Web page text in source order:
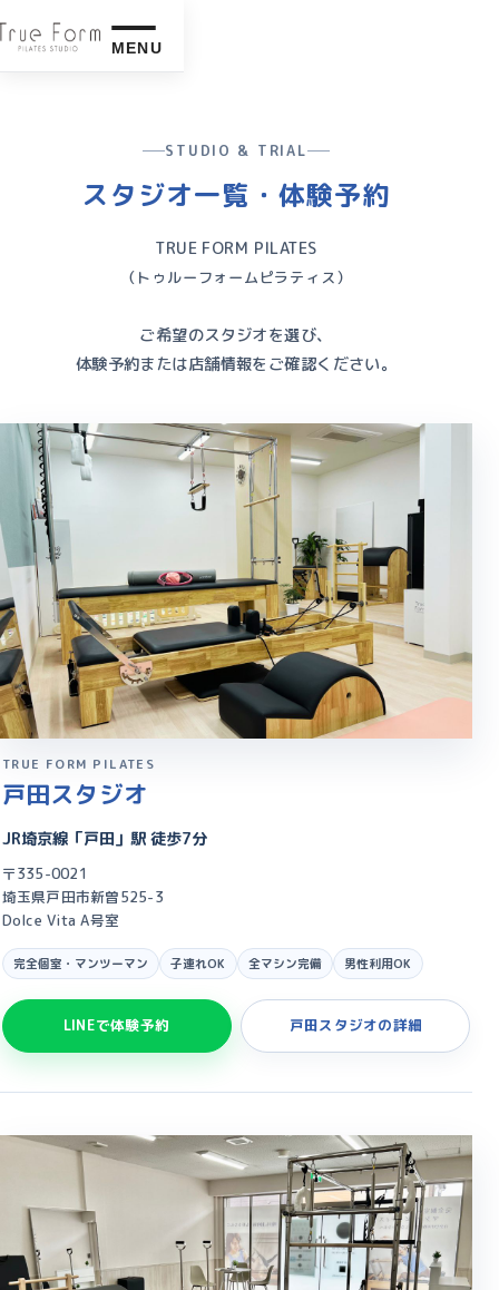
MENU
STUDIO & TRIAL
スタジオ一覧・体験予約
TRUE FORM PILATES
（トゥルーフォームピラティス）
ご希望のスタジオを選び、
体験予約または店舗情報をご確認ください。
TRUE FORM PILATES
戸田スタジオ
JR埼京線「戸田」駅 徒歩7分
〒335-0021
埼玉県戸田市新曽525-3
Dolce Vita A号室
完全個室・マンツーマン 子連れOK 全マシン完備 男性利用OK
LINEで体験予約 戸田スタジオの詳細